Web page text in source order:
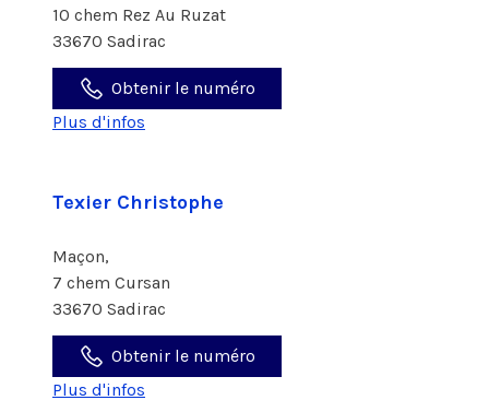
10 chem Rez Au Ruzat
33670 Sadirac
Obtenir le numéro
Plus d'infos
Texier Christophe
Maçon,
7 chem Cursan
33670 Sadirac
Obtenir le numéro
Plus d'infos